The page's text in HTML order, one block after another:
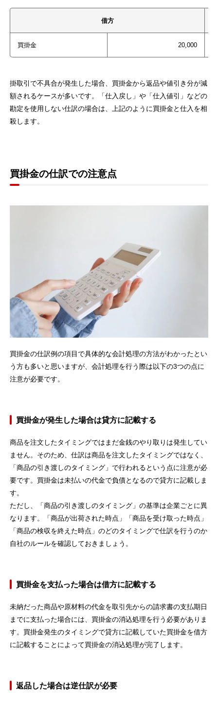
借方
買掛金 20,000
掛取引で不具合が発生した場合、買掛金から返品や値引き分が減
額されるケースが多いです。「仕入戻し」や「仕入値引」などの
勘定を使用しない仕訳の場合は、上記のように買掛金と仕入を相
殺します。
買掛金の仕訳での注意点
買掛金の仕訳例の項目で具体的な会計処理の方法がわかったとい
う方も多いと思いますが、会計処理を行う際は以下の3つの点に
注意が必要です。
買掛金が発生した場合は貸方に記載する
商品を注文したタイミングではまだ金銭のやり取りは発生してい
ません。そのため、仕訳は商品を注文したタイミングではなく、
「商品の引き渡しのタイミング」で行われるという点に注意が必
要です。買掛金は未払いの代金で負債となるので貸方に記載しま
す。
ただし、「商品の引き渡しのタイミング」の基準は企業ごとに異
なります。「商品が出荷された時点」「商品を受け取った時点」
「商品の検収を終えた時点」のどのタイミングで仕訳を行うのか
自社のルールを確認しておきましょう。
買掛金を支払った場合は借方に記載する
未納だった商品や原材料の代金を取引先からの請求書の支払期日
までに支払った場合には、買掛金の消込処理を行う必要がありま
す。買掛金発生のタイミングで貸方に記載していた買掛金を借方
に記載することによって買掛金の消込処理が完了します。
返品した場合は逆仕訳が必要